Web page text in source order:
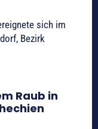
sich im
Bezirk
Raub in